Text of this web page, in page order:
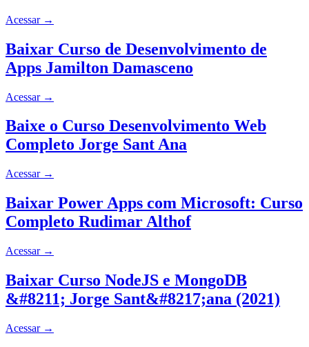
Acessar →
Baixar Curso de Desenvolvimento de
Apps Jamilton Damasceno
Acessar →
Baixe o Curso Desenvolvimento Web
Completo Jorge Sant Ana
Acessar →
Baixar Power Apps com Microsoft: Curso
Completo Rudimar Althof
Acessar →
Baixar Curso NodeJS e MongoDB
&#8211; Jorge Sant&#8217;ana (2021)
Acessar →